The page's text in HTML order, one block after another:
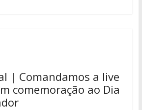
| Comandamos a live
comemoração ao Dia